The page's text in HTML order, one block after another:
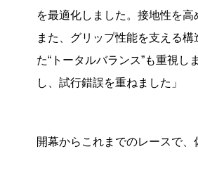
を最適化しました。接地性を
また、グリップ性能を支える
た“トータルバランス”も重視
し、試行錯誤を重ねました」
開幕からこれまでのレースで